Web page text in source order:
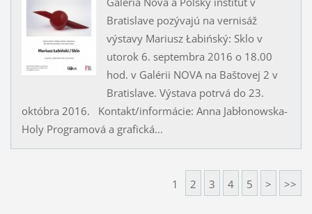
Bratislave pozývajú na vernisáž
výstavy Mariusz Łabińský: Sklo v
utorok 6. septembra 2016 o 18.00
hod. v Galérii NOVA na Baštovej 2 v
Bratislave. Výstava potrvá do 23.
októbra 2016. Kontakt/informácie: Anna Jabłonowska-
Holy Programová a grafická...
1 2 3 4 5 > >>